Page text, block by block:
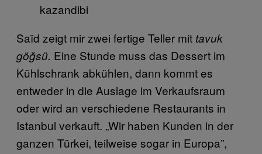
kazandibi
Saïd zeigt mir zwei fertige Teller mit tavuk
göğsü. Eine Stunde muss das Dessert im
Kühlschrank abkühlen, dann kommt es
entweder in die Auslage im Verkaufsraum
oder wird an verschiedene Restaurants in
Istanbul verkauft. „Wir haben Kunden in der
ganzen Türkei, teilweise sogar in Europa”,